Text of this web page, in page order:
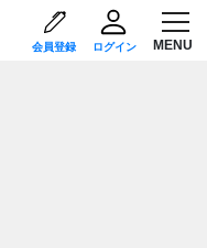
会員登録 ログイン